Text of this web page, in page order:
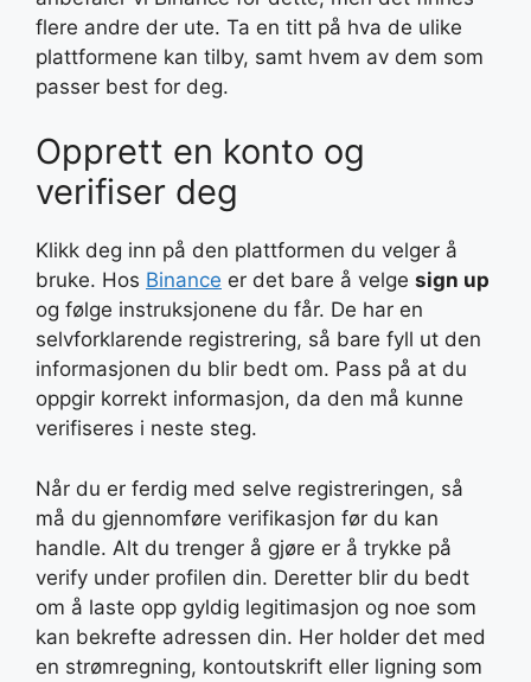
flere andre der ute. Ta en titt på hva de ulike
plattformene kan tilby, samt hvem av dem som
passer best for deg.
Opprett en konto og
verifiser deg
Klikk deg inn på den plattformen du velger å
bruke. Hos Binance er det bare å velge sign up
og følge instruksjonene du får. De har en
selvforklarende registrering, så bare fyll ut den
informasjonen du blir bedt om. Pass på at du
oppgir korrekt informasjon, da den må kunne
verifiseres i neste steg.
Når du er ferdig med selve registreringen, så
må du gjennomføre verifikasjon før du kan
handle. Alt du trenger å gjøre er å trykke på
verify under profilen din. Deretter blir du bedt
om å laste opp gyldig legitimasjon og noe som
kan bekrefte adressen din. Her holder det med
en strømregning, kontoutskrift eller ligning som